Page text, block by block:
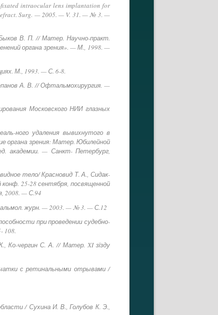
intraocular lens implantation for
Refract. Surg. — 2005. — V. 31. — № 3. —
В. П. // Матер. Научно-практ.
органа зрения». — М., 1998. —
М., 1993. — С. 6-8.
А. В. // Офтальмохирургия. —
Московского НИИ глазных
ного удаления вывихнутого в
органа зрения: Матер. Юбилейной
академии. — Санкт- Петербург,
тело/ Красновид Т. А., Сидак-
25-28 сентября, посвященной
2008. — С.94
журн. — 2003. — № 3. — С.12
при проведении судебно-
108.
Ко-чергин С. А. // Матер. XI зїзду
с ретинальными отрывами /
/ Сухина И. В., Голубов К. Э.,